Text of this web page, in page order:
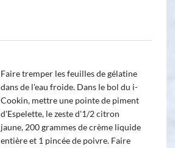
Faire tremper les feuilles de gélatine
dans de l'eau froide. Dans le bol du i-
Cookin, mettre une pointe de piment
d'Espelette, le zeste d'1/2 citron
jaune, 200 grammes de crème liquide
entière et 1 pincée de poivre. Faire